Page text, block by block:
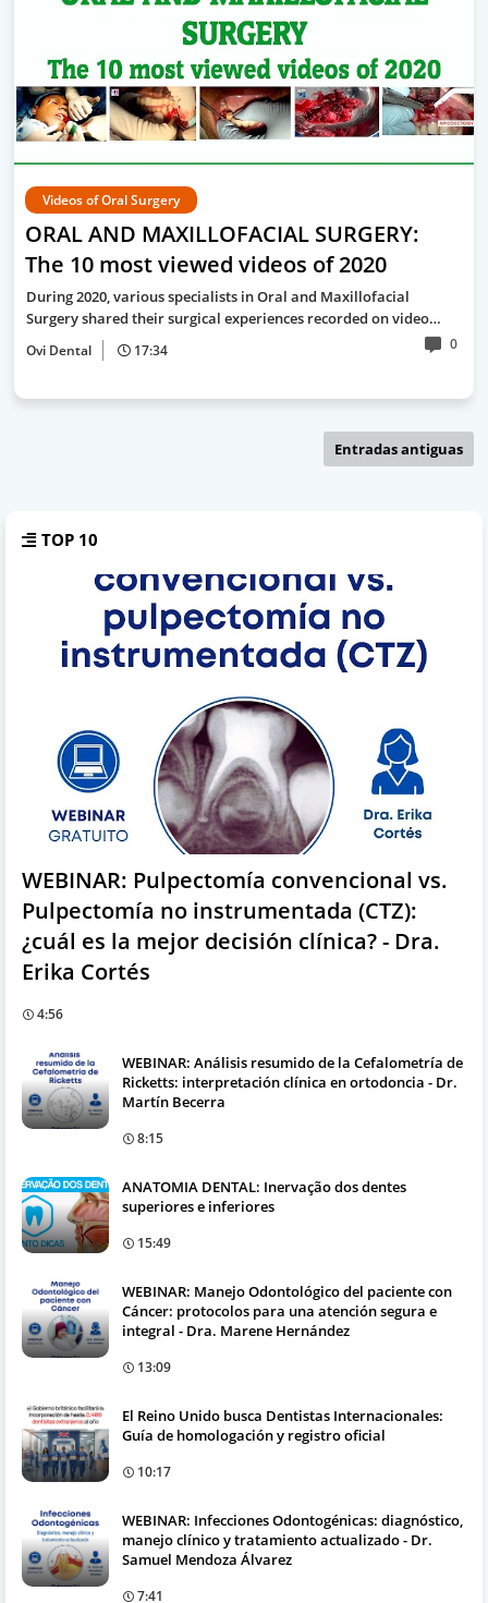
Videos of Oral Surgery
ORAL AND MAXILLOFACIAL SURGERY:
The 10 most viewed videos of 2020
During 2020, various specialists in Oral and Maxillofacial
Surgery shared their surgical experiences recorded on video…
Ovi Dental 17:34 0
Entradas antiguas
TOP 10
WEBINAR: Pulpectomía convencional vs.
Pulpectomía no instrumentada (CTZ):
¿cuál es la mejor decisión clínica? - Dra.
Erika Cortés
4:56
WEBINAR: Análisis resumido de la Cefalometría de
Ricketts: interpretación clínica en ortodoncia - Dr.
Martín Becerra
8:15
ANATOMIA DENTAL: Inervação dos dentes
superiores e inferiores
15:49
WEBINAR: Manejo Odontológico del paciente con
Cáncer: protocolos para una atención segura e
integral - Dra. Marene Hernández
13:09
El Reino Unido busca Dentistas Internacionales:
Guía de homologación y registro oficial
10:17
WEBINAR: Infecciones Odontogénicas: diagnóstico,
manejo clínico y tratamiento actualizado - Dr.
Samuel Mendoza Álvarez
7:41